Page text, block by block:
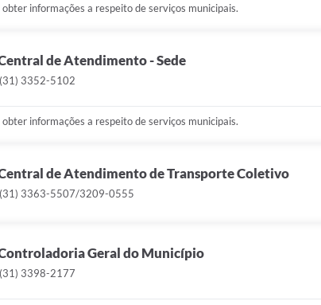
informações a respeito de serviços municipais.
de Atendimento - Sede
(31) 3352-5102
informações a respeito de serviços municipais.
de Atendimento de Transporte Coletivo
(31) 3363-5507/3209-0555
Geral do Município
(31) 3398-2177